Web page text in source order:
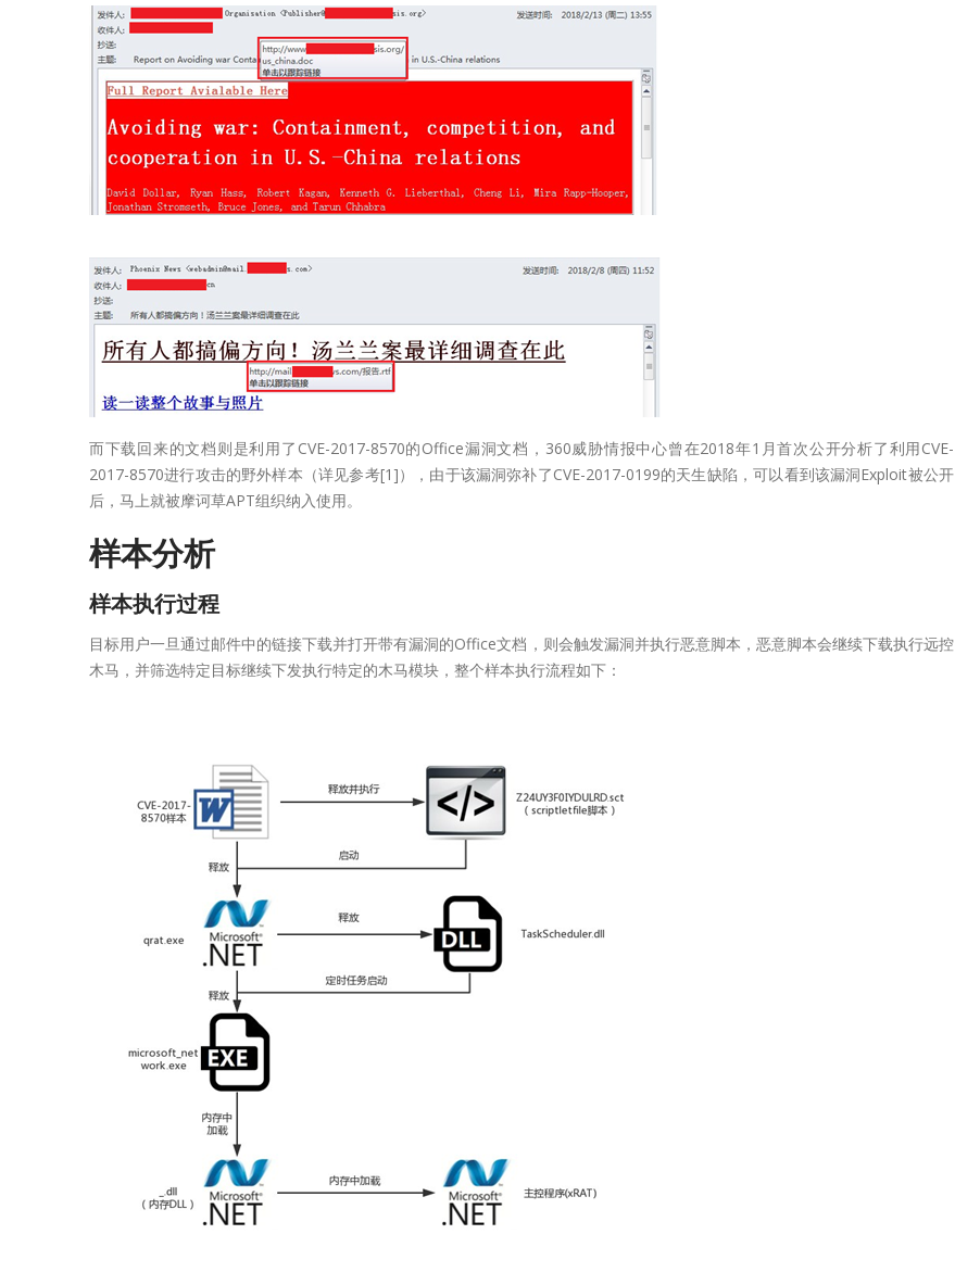
而下载回来的文档则是利用了CVE-2017-8570的Office漏洞文档，360威胁情报中心曾在2018年1月首次公开分析了利用CVE-
2017-8570进行攻击的野外样本（详见参考[1]），由于该漏洞弥补了CVE-2017-0199的天生缺陷，可以看到该漏洞Exploit被公开
后，马上就被摩诃草APT组织纳入使用。
样本分析
样本执行过程
目标用户一旦通过邮件中的链接下载并打开带有漏洞的Office文档，则会触发漏洞并执行恶意脚本，恶意脚本会继续下载执行远控
木马，并筛选特定目标继续下发执行特定的木马模块，整个样本执行流程如下：